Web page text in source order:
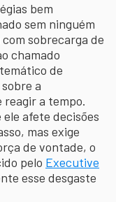
bem
sem ninguém
sobrecarga de
chamado
de
a
reagir a tempo.
afete decisões
mas exige
de vontade, o
pelo Executive
esse desgaste